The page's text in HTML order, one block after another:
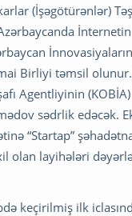
(İşəgötürənlər)
Birliyi təmsil
Agentliyinin
sədrlik edəcək.
“Startap”
olan layihələri
keçirilmiş ilk